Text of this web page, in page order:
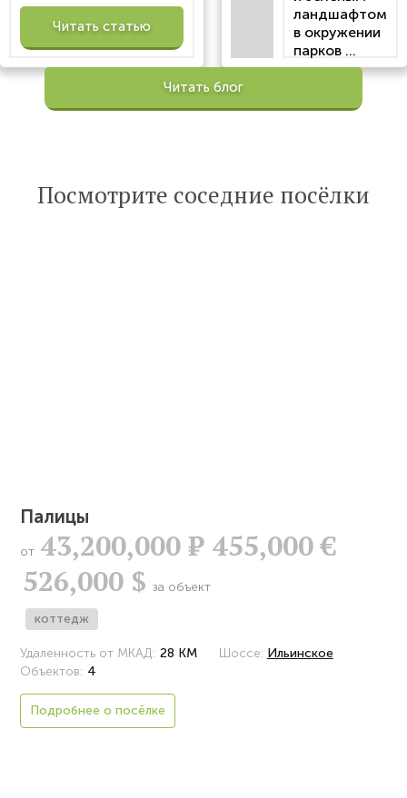
Читать статью
ландшафтом
в окружении
парков ...
Просмотров:
Опубликована:
статью
Читать блог
Посмотрите соседние посёлки
Палицы
от 43,200,000Р 455,000 €
526,000 $ за объект
коттедж
Удаленность от МКАД: 28 КМ Шоссе: Ильинское
Объектов: 4
Подробнее о посёлке